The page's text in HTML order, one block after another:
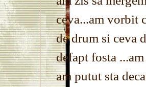
ceva...am vorbit
de drum si ceva
defapt fosta
am putut sta